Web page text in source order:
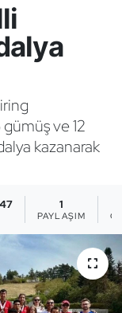
ve 12
kazanarak
1
PAYLAŞIM